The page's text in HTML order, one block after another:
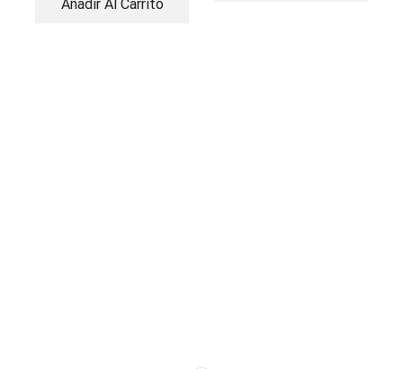
Añadir Al Carrito